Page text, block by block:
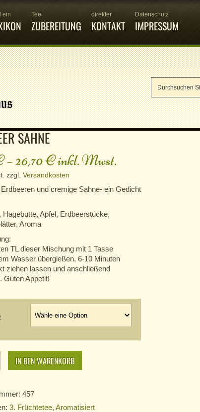
ein Tee
ZUBEREITUNG
direkter
KONTAKT
Datenschutz
IMPRESSUM
SAHNE
–26,70€inkl. Mwst.
zzgl. Versandkosten
und cremige Sahne- ein Gedicht
Hagebutte, Apfel, Erdbeerstücke,
Aroma
TL dieser Mischung mit 1 Tasse
Wasser übergießen, 6-10 Minuten
ziehen lassen und anschließend
Guten Appetit!
IN DEN WARENKORB
457
3. Früchtetee, Aromatisiert